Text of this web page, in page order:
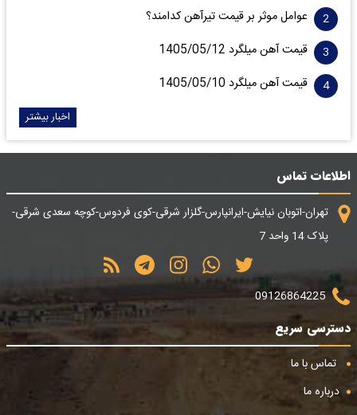
عوامل موثر بر قیمت تیرآهن کدامند؟
قیمت آهن میلگرد 1405/05/12
قیمت آهن میلگرد 1405/05/10
اخبار بیشتر
اطلاعات تماس
تهران-اتوبان نیایش-ایرانپارس-گلزار شرقی-کوی فردوس-کوچه سعدی شرقی-
پلاک 14 واحد 7
09126864225
دسترسی سریع
تماس با ما
درباره ما